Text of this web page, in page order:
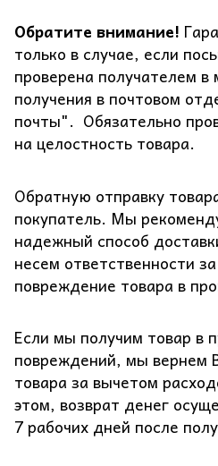
Обратите внимание!
только в случае, если
проверена получателем в
получения в почтовом
почты". Обязательно
на целостность товара.
Обратную отправку
покупатель. Мы
надежный способ
несем ответственности
повреждение товара в
Если мы получим товар в
повреждений, мы вернем
товара за вычетом
этом, возврат денег
7 рабочих дней после